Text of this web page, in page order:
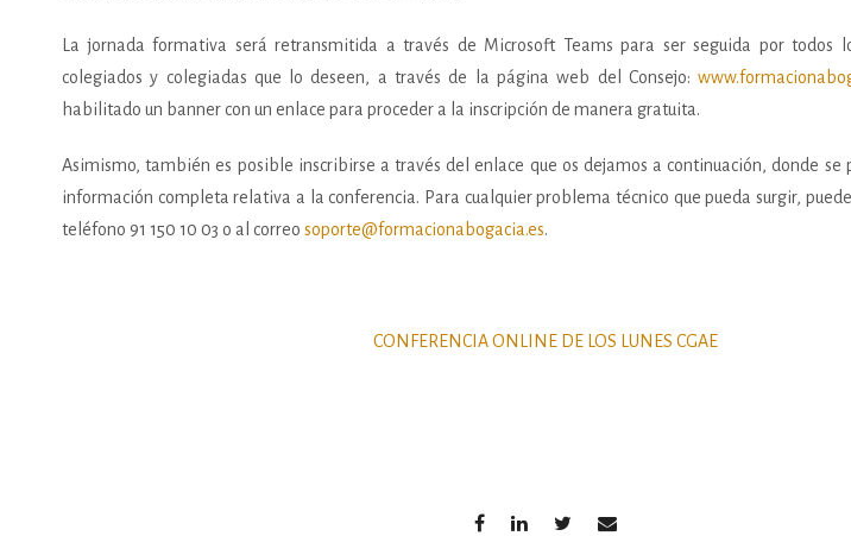
La jornada formativa será retransmitida a través de Microsoft Teams para ser seguida por todos
colegiados y colegiadas que lo deseen, a través de la página web del Consejo:
habilitado un banner con un enlace para proceder a la inscripción de manera gratuita.
Asimismo, también es posible inscribirse a través del enlace que os dejamos a continuación, donde se
información completa relativa a la conferencia. Para cualquier problema técnico que pueda surgir,
teléfono 91 150 10 03 o al correo soporte@formacionabogacia.es.
CONFERENCIA ONLINE DE LOS LUNES CGAE